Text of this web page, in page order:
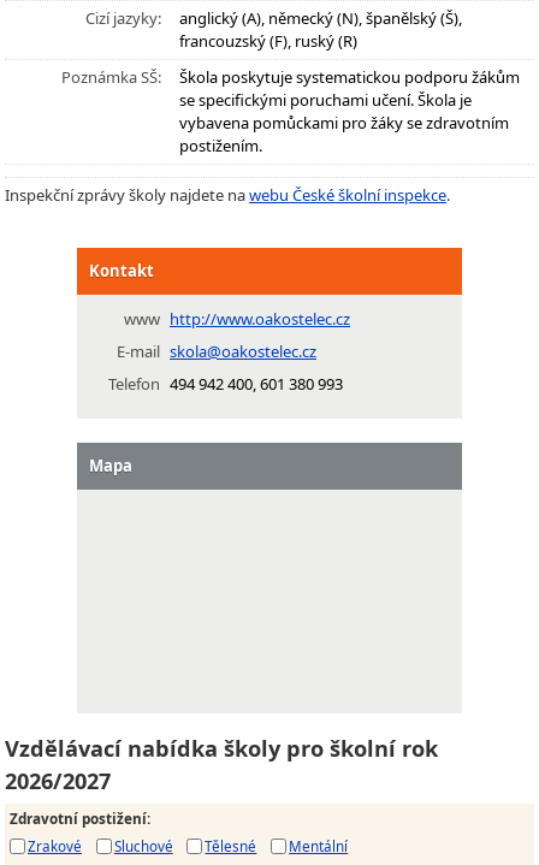
Cizí jazyky:
anglický (A), německý (N), španělský (Š),
francouzský (F), ruský (R)
Poznámka SŠ:
Škola poskytuje systematickou podporu žákům
se specifickými poruchami učení. Škola je
vybavena pomůckami pro žáky se zdravotním
postižením.
Inspekční zprávy školy najdete nawebu České školní inspekce.
Kontakt
www http://www.oakostelec.cz
E-mail skola@oakostelec.cz
Telefon 494 942 400, 601 380 993
Mapa
Vzdělávací nabídka školy pro školní rok
2026/2027
Zdravotní postižení:
Zrakové
Sluchové Tělesné
Mentální